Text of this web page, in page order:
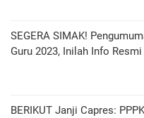
SEGERA SIMAK!
Guru 2023, Inilah Info Resmi
BERIKUT Janji Capres: